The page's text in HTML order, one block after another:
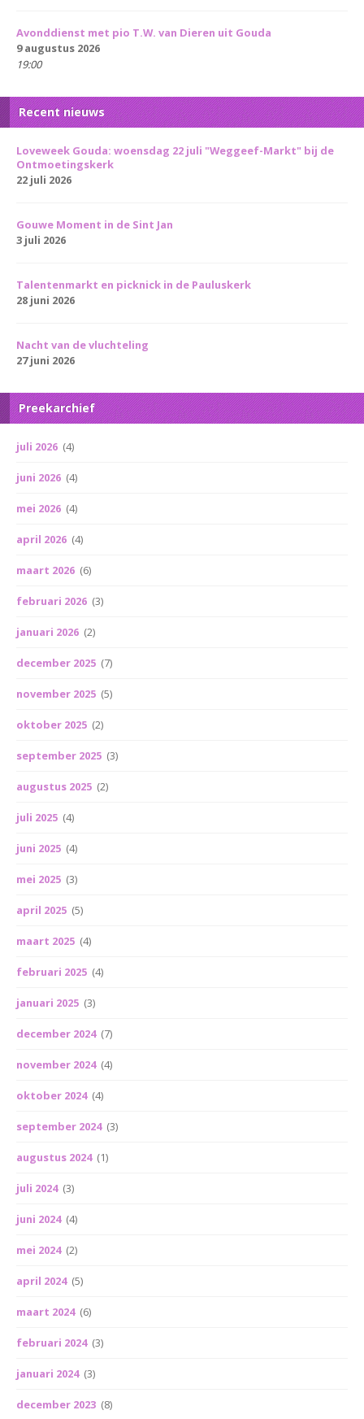
Avonddienst met pio T.W. van Dieren uit Gouda
9 augustus 2026
19:00
Recent nieuws
Loveweek Gouda: woensdag 22 juli "Weggeef-Markt" bij de
Ontmoetingskerk
22 juli 2026
Gouwe Moment in de Sint Jan
3 juli 2026
Talentenmarkt en picknick in de Pauluskerk
28 juni 2026
Nacht van de vluchteling
27 juni 2026
Preekarchief
juli 2026 (4)
juni 2026 (4)
mei 2026 (4)
april 2026 (4)
maart 2026 (6)
februari 2026 (3)
januari 2026 (2)
december 2025 (7)
november 2025 (5)
oktober 2025 (2)
september 2025 (3)
augustus 2025 (2)
juli 2025 (4)
juni 2025 (4)
mei 2025 (3)
april 2025 (5)
maart 2025 (4)
februari 2025 (4)
januari 2025 (3)
december 2024 (7)
november 2024 (4)
oktober 2024 (4)
september 2024 (3)
augustus 2024 (1)
juli 2024 (3)
juni 2024 (4)
mei 2024 (2)
april 2024 (5)
maart 2024 (6)
februari 2024 (3)
januari 2024 (3)
december 2023 (8)